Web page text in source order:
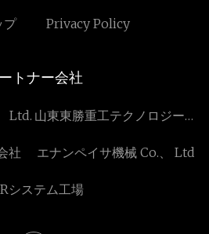
プ Privacy Policy
トナー会社
Ltd. 山東東勝重工テ​​クノロジー株
社
エナンペイサ機械 Co.、 Ltd
システム工場